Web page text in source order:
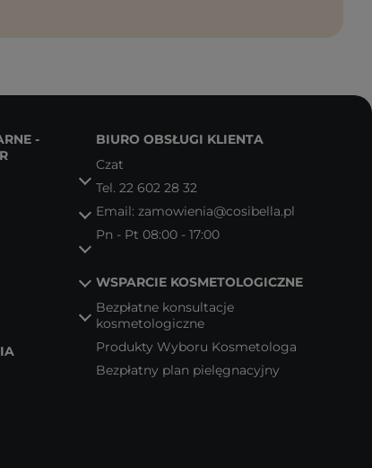
-
BIURO OBSŁUGI KLIENTA
Czat
Tel. 22 602 28 32
Email: zamowienia@cosibella.pl
Pn - Pt 08:00 - 17:00
WSPARCIE KOSMETOLOGICZNE
Bezpłatne konsultacje
kosmetologiczne
Produkty Wyboru Kosmetologa
Bezpłatny plan pielęgnacyjny